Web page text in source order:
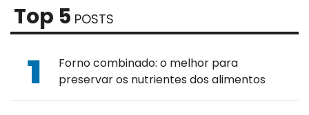
Top 5 POSTS
Forno combinado: o melhor para
preservar os nutrientes dos alimentos